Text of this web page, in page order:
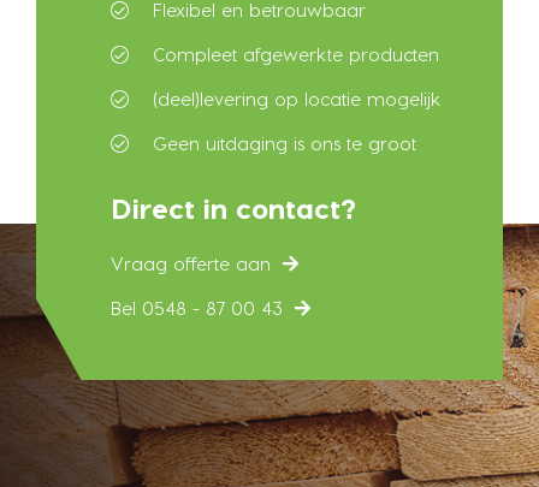
Flexibel en betrouwbaar
Compleet afgewerkte producten
(deel)levering op locatie mogelijk
Geen uitdaging is ons te groot
Direct in contact?
Vraag offerte aan
Bel 0548 - 87 00 43